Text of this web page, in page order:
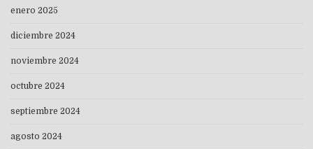
enero 2025
diciembre 2024
noviembre 2024
octubre 2024
septiembre 2024
agosto 2024